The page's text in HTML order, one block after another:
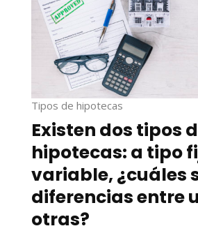
Tipos de hipotecas
Existen dos tipos
hipotecas: a tipo
variable, ¿cuáles
diferencias entre
otras?